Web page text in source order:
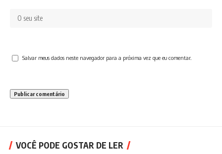
Salvar meus dados neste navegador para a próxima vez que eu comentar.
VOCÊ PODE GOSTAR DE LER